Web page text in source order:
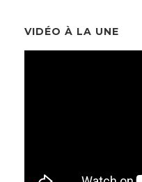
VIDÉO À LA UNE